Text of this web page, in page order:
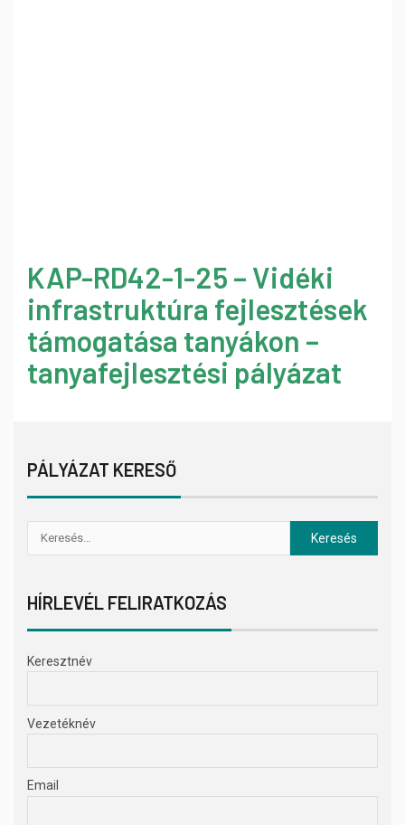
KAP-RD42-1-25 – Vidéki
infrastruktúra fejlesztések
támogatása tanyákon –
tanyafejlesztési pályázat
PÁLYÁZAT KERESŐ
HÍRLEVÉL FELIRATKOZÁS
Keresztnév
Vezetéknév
Email